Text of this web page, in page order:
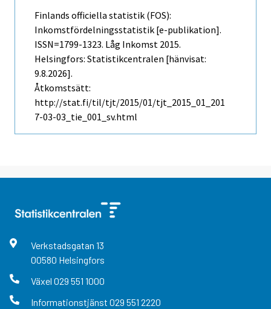
Finlands officiella statistik (FOS):
Inkomstfördelningsstatistik [e-publikation].
ISSN=1799-1323. Låg Inkomst 2015.
Helsingfors: Statistikcentralen [hänvisat:
9.8.2026].
Åtkomstsätt:
http://stat.fi/til/tjt/2015/01/tjt_2015_01_201
7-03-03_tie_001_sv.html
Verkstadsgatan 13
00580 Helsingfors
Växel 029 551 1000
Informationstjänst 029 551 2220